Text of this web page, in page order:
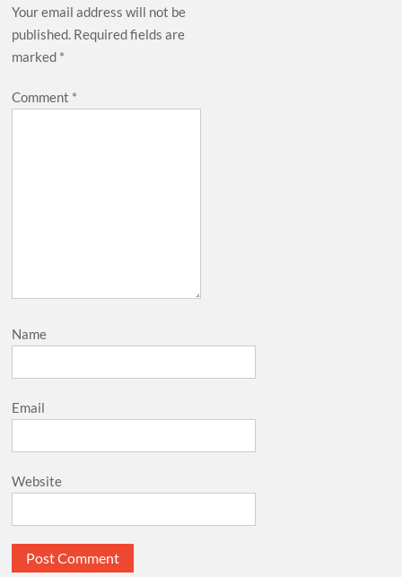
Your email address will not be
published. Required fields are
marked *
Comment *
Name
Email
Website